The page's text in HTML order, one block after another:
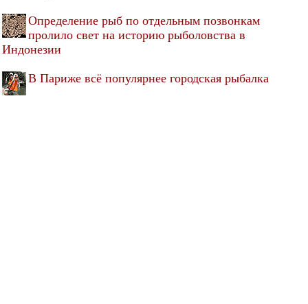
Определение рыб по отдельным позвонкам
пролило свет на историю рыболовства в
Индонезии
В Париже всё популярнее городская рыбалка